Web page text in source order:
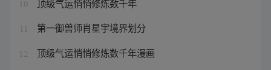
10 顶级气运悄悄修炼数千年
第一御兽师肖星宇境界划分
12 顶级气运悄悄修炼数千年漫画